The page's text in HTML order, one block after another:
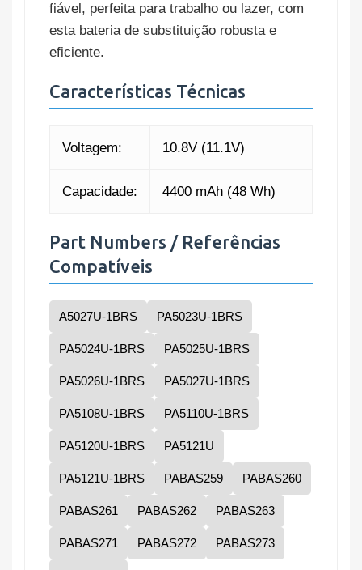
fiável, perfeita para trabalho ou lazer, com
esta bateria de substituição robusta e
eficiente.
Características Técnicas
Voltagem: 10.8V (11.1V)
Capacidade: 4400 mAh (48 Wh)
Part Numbers / Referências
Compatíveis
A5027U-1BRS PA5023U-1BRS
PA5024U-1BRS PA5025U-1BRS
PA5026U-1BRS PA5027U-1BRS
PA5108U-1BRS PA5110U-1BRS
PA5120U-1BRS PA5121U
PA5121U-1BRS PABAS259 PABAS260
PABAS261 PABAS262 PABAS263
PABAS271 PABAS272 PABAS273